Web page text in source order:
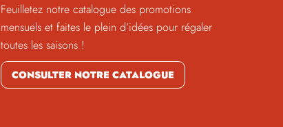
Feuilletez notre catalogue des promotions
mensuels et faites le plein d’idées pour régaler
toutes les saisons !
CONSULTER NOTRE CATALOGUE